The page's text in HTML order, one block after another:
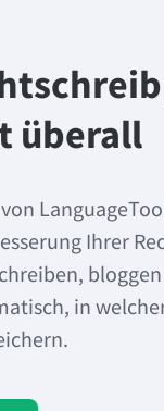
überall
Ihrer
in